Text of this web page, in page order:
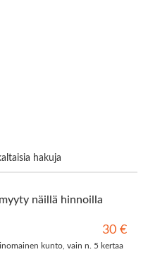
hakuja
näillä hinnoilla
30 €
kunto, vain n. 5 kertaa